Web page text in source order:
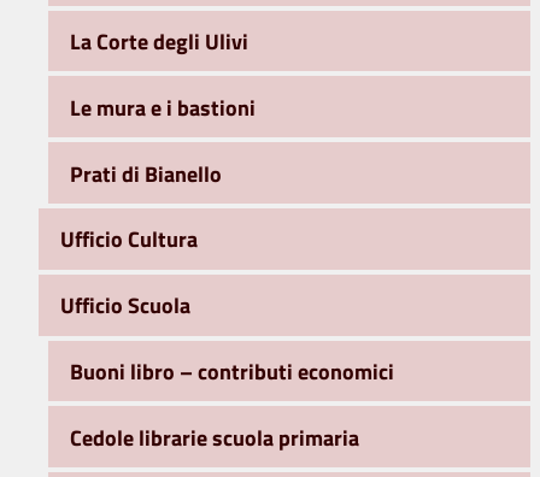
La Corte degli Ulivi
Le mura e i bastioni
Prati di Bianello
Ufficio Cultura
Ufficio Scuola
Buoni libro – contributi economici
Cedole librarie scuola primaria